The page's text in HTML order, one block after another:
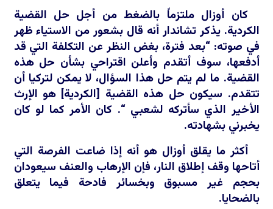
كان أوزال ملتزماً بالضغط من أجل حل القضية
الكردية. يذكر تشاندار أنه قال بشعور من الاستياء ظهر
في صوته: “بعد فترة، بغض النظر عن التكلفة التي قد
أدفعها، سوف أتقدم وأعلن اقتراحي بشأن حل هذه
القضية. ما لم يتم حل هذا السؤال، لا يمكن لتركيا أن
تتقدم. سيكون حل هذه القضية [الكردية] هو الإرث
الأخير الذي سأتركه لشعبي “. كان الأمر كما لو كان
يخبرني بشهادته.
أكثر ما يقلق أوزال هو أنه إذا ضاعت الفرصة التي
أتاحها وقف إطلاق النار، فإن الإرهاب والعنف سيعودان
بحجم غير مسبوق وبخسائر فادحة فيما يتعلق
بالضحايا.